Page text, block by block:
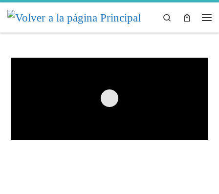
Skip to content Search